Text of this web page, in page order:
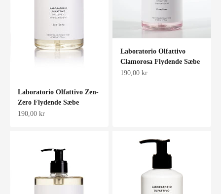
Laboratorio Olfattivo Zen-
Zero Flydende Sæbe
Salgspris
190,00 kr
Laboratorio Olfattivo
Clamorosa Flydende Sæbe
Salgspris
190,00 kr